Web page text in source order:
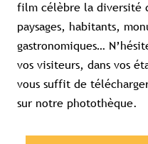
film célèbre la diversité
paysages, habitants,
gastronomiques…
vos visiteurs, dans vos
vous suffit de
sur notre photothèque.